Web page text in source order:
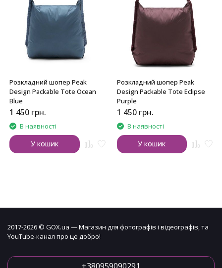
Розкладний шопер Peak
Design Packable Tote Ocean
Blue
1 450 грн.
В наявності
У кошик
Розкладний шопер Peak
Design Packable Tote Eclipse
Purple
1 450 грн.
В наявності
У кошик
2017-2026 © GOX.ua — Магазин для фотографів і відеографів, та
YouTube-канал про це добро!